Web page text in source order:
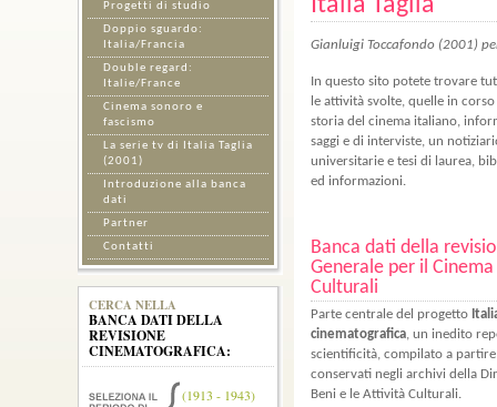
Italia Taglia
Gianluigi Toccafondo (2001)
In questo sito potete trovare
le attività svolte, quelle in
storia del cinema italiano,
saggi e di interviste, un
universitarie e tesi di laurea,
ed informazioni.
Banca dati della
Generale per il
Culturali
Parte centrale del progetto
cinematografica, un inedito
scientificità, compilato a
conservati negli archivi della
Beni e le Attività Culturali.
Progetti di studio
Doppio sguardo:
Italia/Francia
Double regard:
Italie/France
Cinema sonoro e
fascismo
La serie tv di Italia Taglia
(2001)
Introduzione alla banca
dati
Partner
Contatti
CERCA NELLA
BANCA DATI DELLA
REVISIONE
CINEMATOGRAFICA:
(1913 - 1943)